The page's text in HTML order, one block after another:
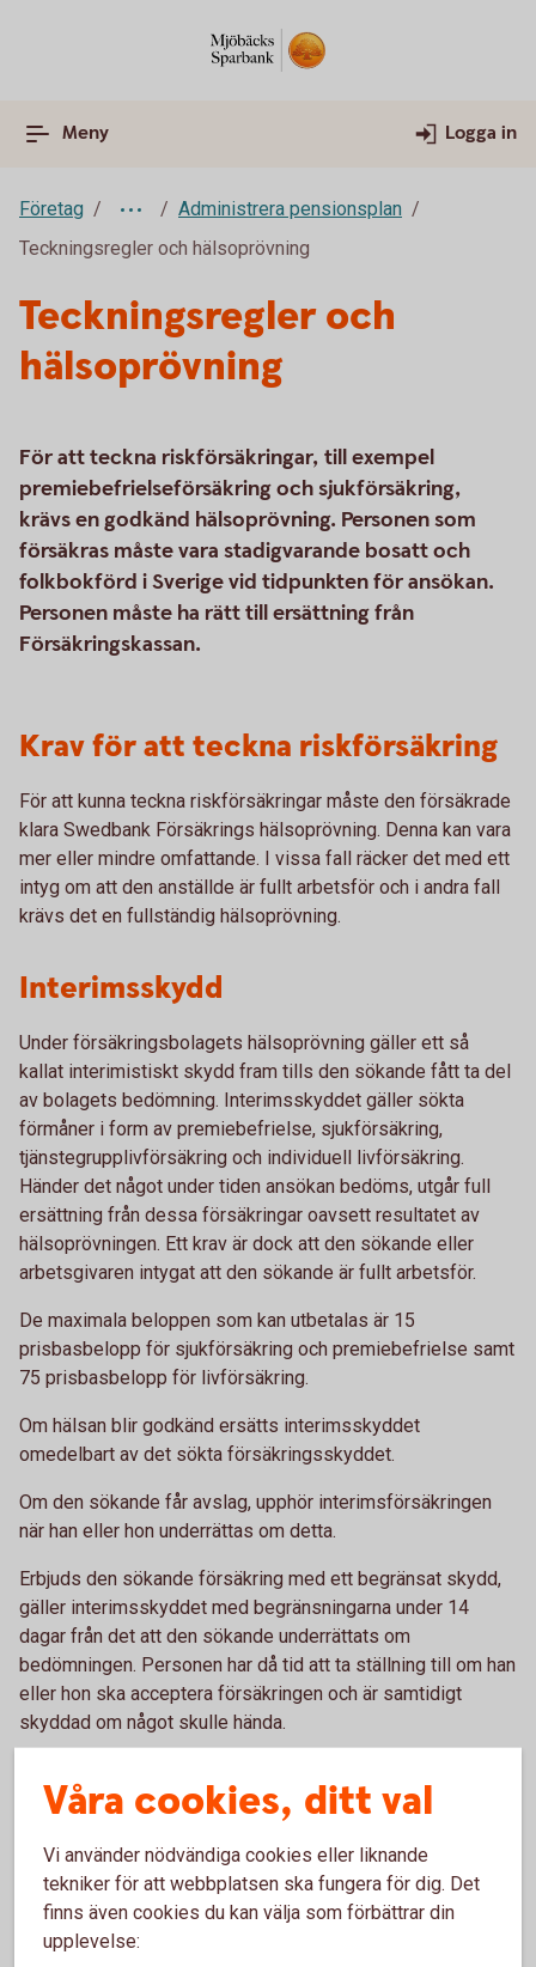
Meny Logga in
Företag
Administrera pensionsplan
Teckningsregler och hälsoprövning
Teckningsregler och
hälsoprövning
För att teckna riskförsäkringar, till exempel
premiebefrielseförsäkring och sjukförsäkring,
krävs en godkänd hälsoprövning. Personen som
försäkras måste vara stadigvarande bosatt och
folkbokförd i Sverige vid tidpunkten för ansökan.
Personen måste ha rätt till ersättning från
Försäkringskassan.
Krav för att teckna riskförsäkring
För att kunna teckna riskförsäkringar måste den försäkrade
klara Swedbank Försäkrings hälsoprövning. Denna kan vara
mer eller mindre omfattande. I vissa fall räcker det med ett
intyg om att den anställde är fullt arbetsför och i andra fall
krävs det en fullständig hälsoprövning.
Interimsskydd
Under försäkringsbolagets hälsoprövning gäller ett så
kallat interimistiskt skydd fram tills den sökande fått ta del
av bolagets bedömning. Interimsskyddet gäller sökta
förmåner i form av premiebefrielse, sjukförsäkring,
tjänstegrupplivförsäkring och individuell livförsäkring.
Händer det något under tiden ansökan bedöms, utgår full
ersättning från dessa försäkringar oavsett resultatet av
hälsoprövningen. Ett krav är dock att den sökande eller
arbetsgivaren intygat att den sökande är fullt arbetsför.
De maximala beloppen som kan utbetalas är 15
prisbasbelopp för sjukförsäkring och premiebefrielse samt
75 prisbasbelopp för livförsäkring.
Om hälsan blir godkänd ersätts interimsskyddet
omedelbart av det sökta försäkringsskyddet.
Om den sökande får avslag, upphör interimsförsäkringen
när han eller hon underrättas om detta.
Erbjuds den sökande försäkring med ett begränsat skydd,
gäller interimsskyddet med begränsningarna under 14
dagar från det att den sökande underrättats om
bedömningen. Personen har då tid att ta ställning till om han
eller hon ska acceptera försäkringen och är samtidigt
skyddad om något skulle hända.
Fullt arbetsför
Fullt arbetsför är det enklaste hälsoprövningssättet, det
används för grupper av anställda eller i speciella
pensionsplaner.
I ett företag där minst 5 personer i företaget ansluts till
Våra cookies, ditt val
Vi använder nödvändiga cookies eller liknande
tekniker för att webbplatsen ska fungera för dig. Det
finns även cookies du kan välja som förbättrar din
upplevelse: